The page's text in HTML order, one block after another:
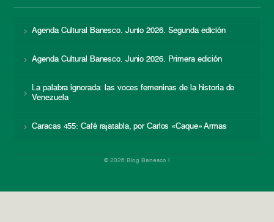
Agenda Cultural Banesco. Junio 2026. Segunda edición
Agenda Cultural Banesco. Junio 2026. Primera edición
La palabra ignorada: las voces femeninas de la historia de
Venezuela
Caracas 455: Café rajatabla, por Carlos «Caque» Armas
© 2026 Blog Banesco |